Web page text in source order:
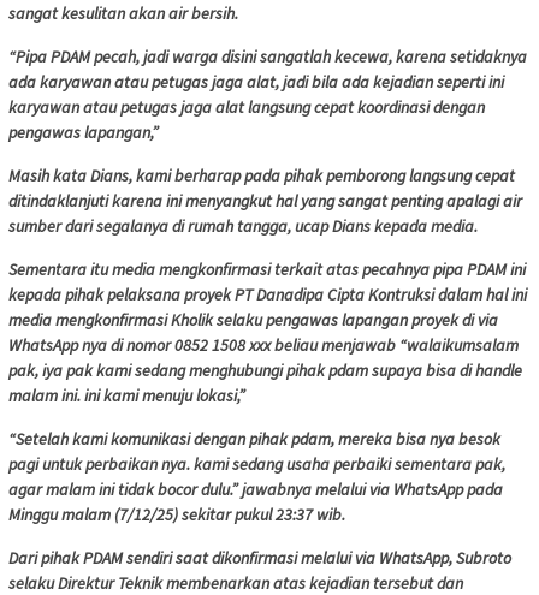
sangat kesulitan akan air bersih.
“Pipa PDAM pecah, jadi warga disini sangatlah kecewa, karena setidaknya
ada karyawan atau petugas jaga alat, jadi bila ada kejadian seperti ini
karyawan atau petugas jaga alat langsung cepat koordinasi dengan
pengawas lapangan,”
Masih kata Dians, kami berharap pada pihak pemborong langsung cepat
ditindaklanjuti karena ini menyangkut hal yang sangat penting apalagi air
sumber dari segalanya di rumah tangga, ucap Dians kepada media.
Sementara itu media mengkonfirmasi terkait atas pecahnya pipa PDAM ini
kepada pihak pelaksana proyek PT Danadipa Cipta Kontruksi dalam hal ini
media mengkonfirmasi Kholik selaku pengawas lapangan proyek di via
WhatsApp nya di nomor 0852 1508 xxx beliau menjawab “walaikumsalam
pak, iya pak kami sedang menghubungi pihak pdam supaya bisa di handle
malam ini. ini kami menuju lokasi,”
“Setelah kami komunikasi dengan pihak pdam, mereka bisa nya besok
pagi untuk perbaikan nya. kami sedang usaha perbaiki sementara pak,
agar malam ini tidak bocor dulu.” jawabnya melalui via WhatsApp pada
Minggu malam (7/12/25) sekitar pukul 23:37 wib.
Dari pihak PDAM sendiri saat dikonfirmasi melalui via WhatsApp, Subroto
selaku Direktur Teknik membenarkan atas kejadian tersebut dan